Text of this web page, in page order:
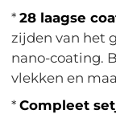
*28 laagse
zijden van het
nano-coating.
vlekken en
*Compleet